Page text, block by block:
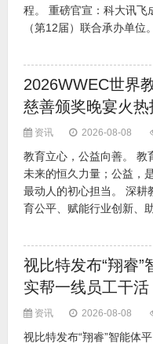
程。 重磅官宣：科大讯飞
（第12届）联合承办单位
2026WWEC世界
慈善颁奖晚宴火热
资讯 2026-08-08
教育立心，公益向善。 教
未来的恒久力量；公益，
最动人的初心担当。 深耕
育公平、赋能行业创新、
视比特发布“翔睿
实帮一线员工干活
资讯 2026-08-08
视比特发布“翔睿”智能体